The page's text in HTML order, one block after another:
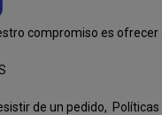
compromiso es ofrecer
de un pedido Políticas